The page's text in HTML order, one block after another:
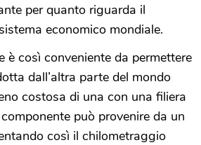
per quanto riguarda il
economico mondiale.
è così conveniente da permettere
dall’altra parte del mondo
costosa di una con una filiera
può provenire da un
così il chilometraggio